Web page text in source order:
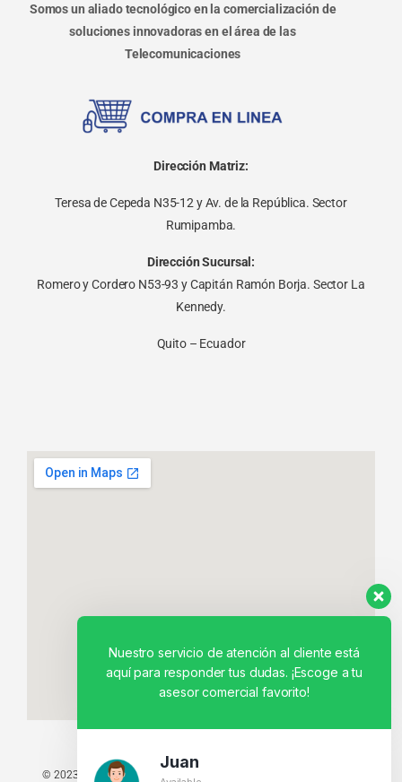
Somos un aliado tecnológico en la comercialización de
soluciones innovadoras en el área de las
Telecomunicaciones
Dirección Matriz:
Teresa de Cepeda N35-12 y Av. de la República. Sector
Rumipamba.
Dirección Sucursal:
Romero y Cordero N53-93 y Capitán Ramón Borja. Sector La
Kennedy.
Quito – Ecuador
© 2023 TODOS LOS DERECHOS RESERVADOS - TECNIT TU TIENDA
Nuestro servicio de atención al cliente está
aquí para responder tus dudas. ¡Escoge a tu
asesor comercial favorito!
Juan